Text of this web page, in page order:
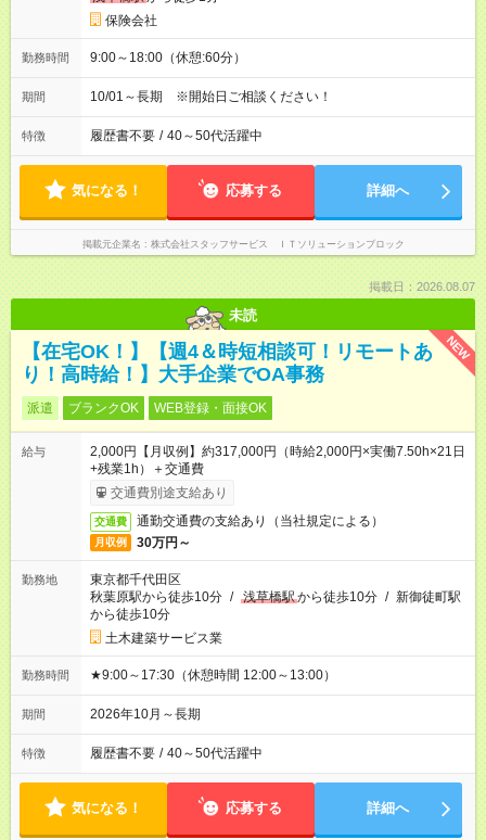
保険会社
勤務時間 9:00～18:00（休憩:60分）
期間 10/01～長期 ※開始日ご相談ください！
特徴 履歴書不要 / 40～50代活躍中
気になる！ 応募する 詳細へ
掲載元企業名 株式会社スタッフサービス ＩＴソリューションブロック
掲載日：2026.08.07
未読
NEW
【在宅OK！】【週4＆時短相談可！リモートあ
り！高時給！】大手企業でOA事務
派遣 ブランクOK WEB登録・面接OK
給与
2,000円【月収例】約317,000円（時給2,000円×実働7.50h×21日
+残業1h）＋交通費
交通費別途支給あり
交通費 通勤交通費の支給あり（当社規定による）
月収例 30万円～
勤務地
東京都千代田区
秋葉原駅から徒歩10分 / 浅草橋駅から徒歩10分 / 新御徒町駅
から徒歩10分
土木建築サービス業
勤務時間 ★9:00～17:30（休憩時間 12:00～13:00）
期間 2026年10月～長期
特徴 履歴書不要 / 40～50代活躍中
気になる！ 応募する 詳細へ